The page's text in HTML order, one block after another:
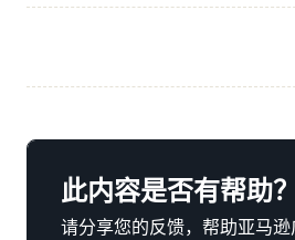
此内容是否有帮助？
请分享您的反馈，帮助亚马逊